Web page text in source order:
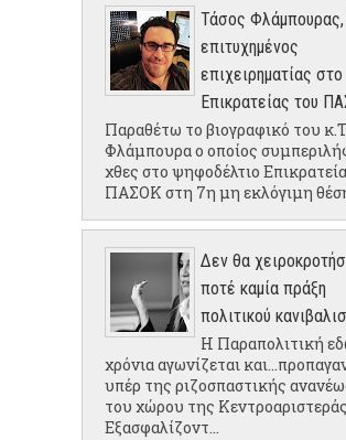
Τάσος Φλάμπουρας,
επιτυχημένος
επιχειρηματίας στο
Επικρατείας του
Παραθέτω το βιογραφικό του
Φλάμπουρα ο οποίος
χθες στο ψηφοδέλτιο
ΠΑΣΟΚ στη 7η μη εκλόγιμη
Δεν θα
ποτέ καμία πράξη
πολιτικού
Η Παραπολιτική
χρόνια αγωνίζεται
υπέρ της ριζοσπαστικής
του χώρου της
Εξασφαλίζοντ...